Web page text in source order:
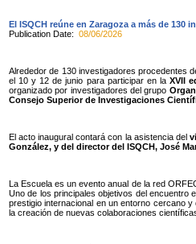
El ISQCH reúne en Zaragoza a más de
Publication Date: 08/06/2026
Alrededor de 130 investigadores procedentes
el 10 y 12 de junio para participar en la XVII
organizado por investigadores del grupo
Consejo Superior de Investigaciones
El acto inaugural contará con la asistencia del
González, y del director del ISQCH, José
La Escuela es un evento anual de la red
Uno de los principales objetivos del
prestigio internacional en un entorno cercano
la creación de nuevas colaboraciones